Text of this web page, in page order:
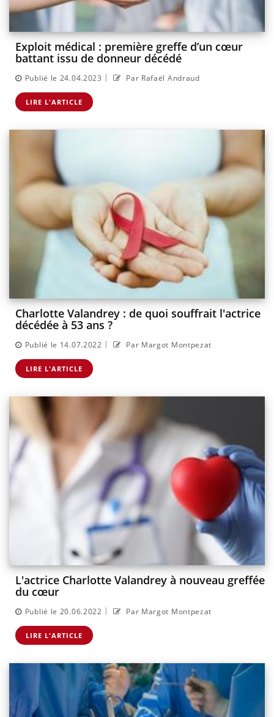
Exploit médical : première greffe d’un cœur
battant issu de donneur décédé
Publié le 24.04.2023 | Par Rafaël Andraud
LIRE L'ARTICLE
Charlotte Valandrey : de quoi souffrait l'actrice
décédée à 53 ans ?
Publié le 14.07.2022 | Par Margot Montpezat
LIRE L'ARTICLE
L'actrice Charlotte Valandrey à nouveau greffée
du cœur
Publié le 20.06.2022 | Par Margot Montpezat
LIRE L'ARTICLE